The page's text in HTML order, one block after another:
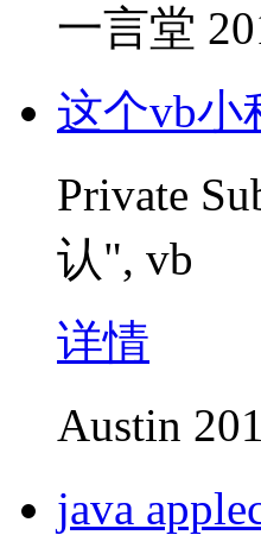
一言堂
这个vb小
Private
认", vb
详情
Austin
java